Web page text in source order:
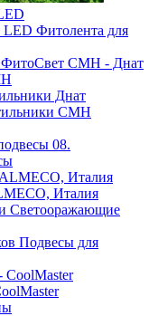
Фитолента для
CMH - Днат
Днат
СМН
08.
Италия
Светооражающие
Подвесы для